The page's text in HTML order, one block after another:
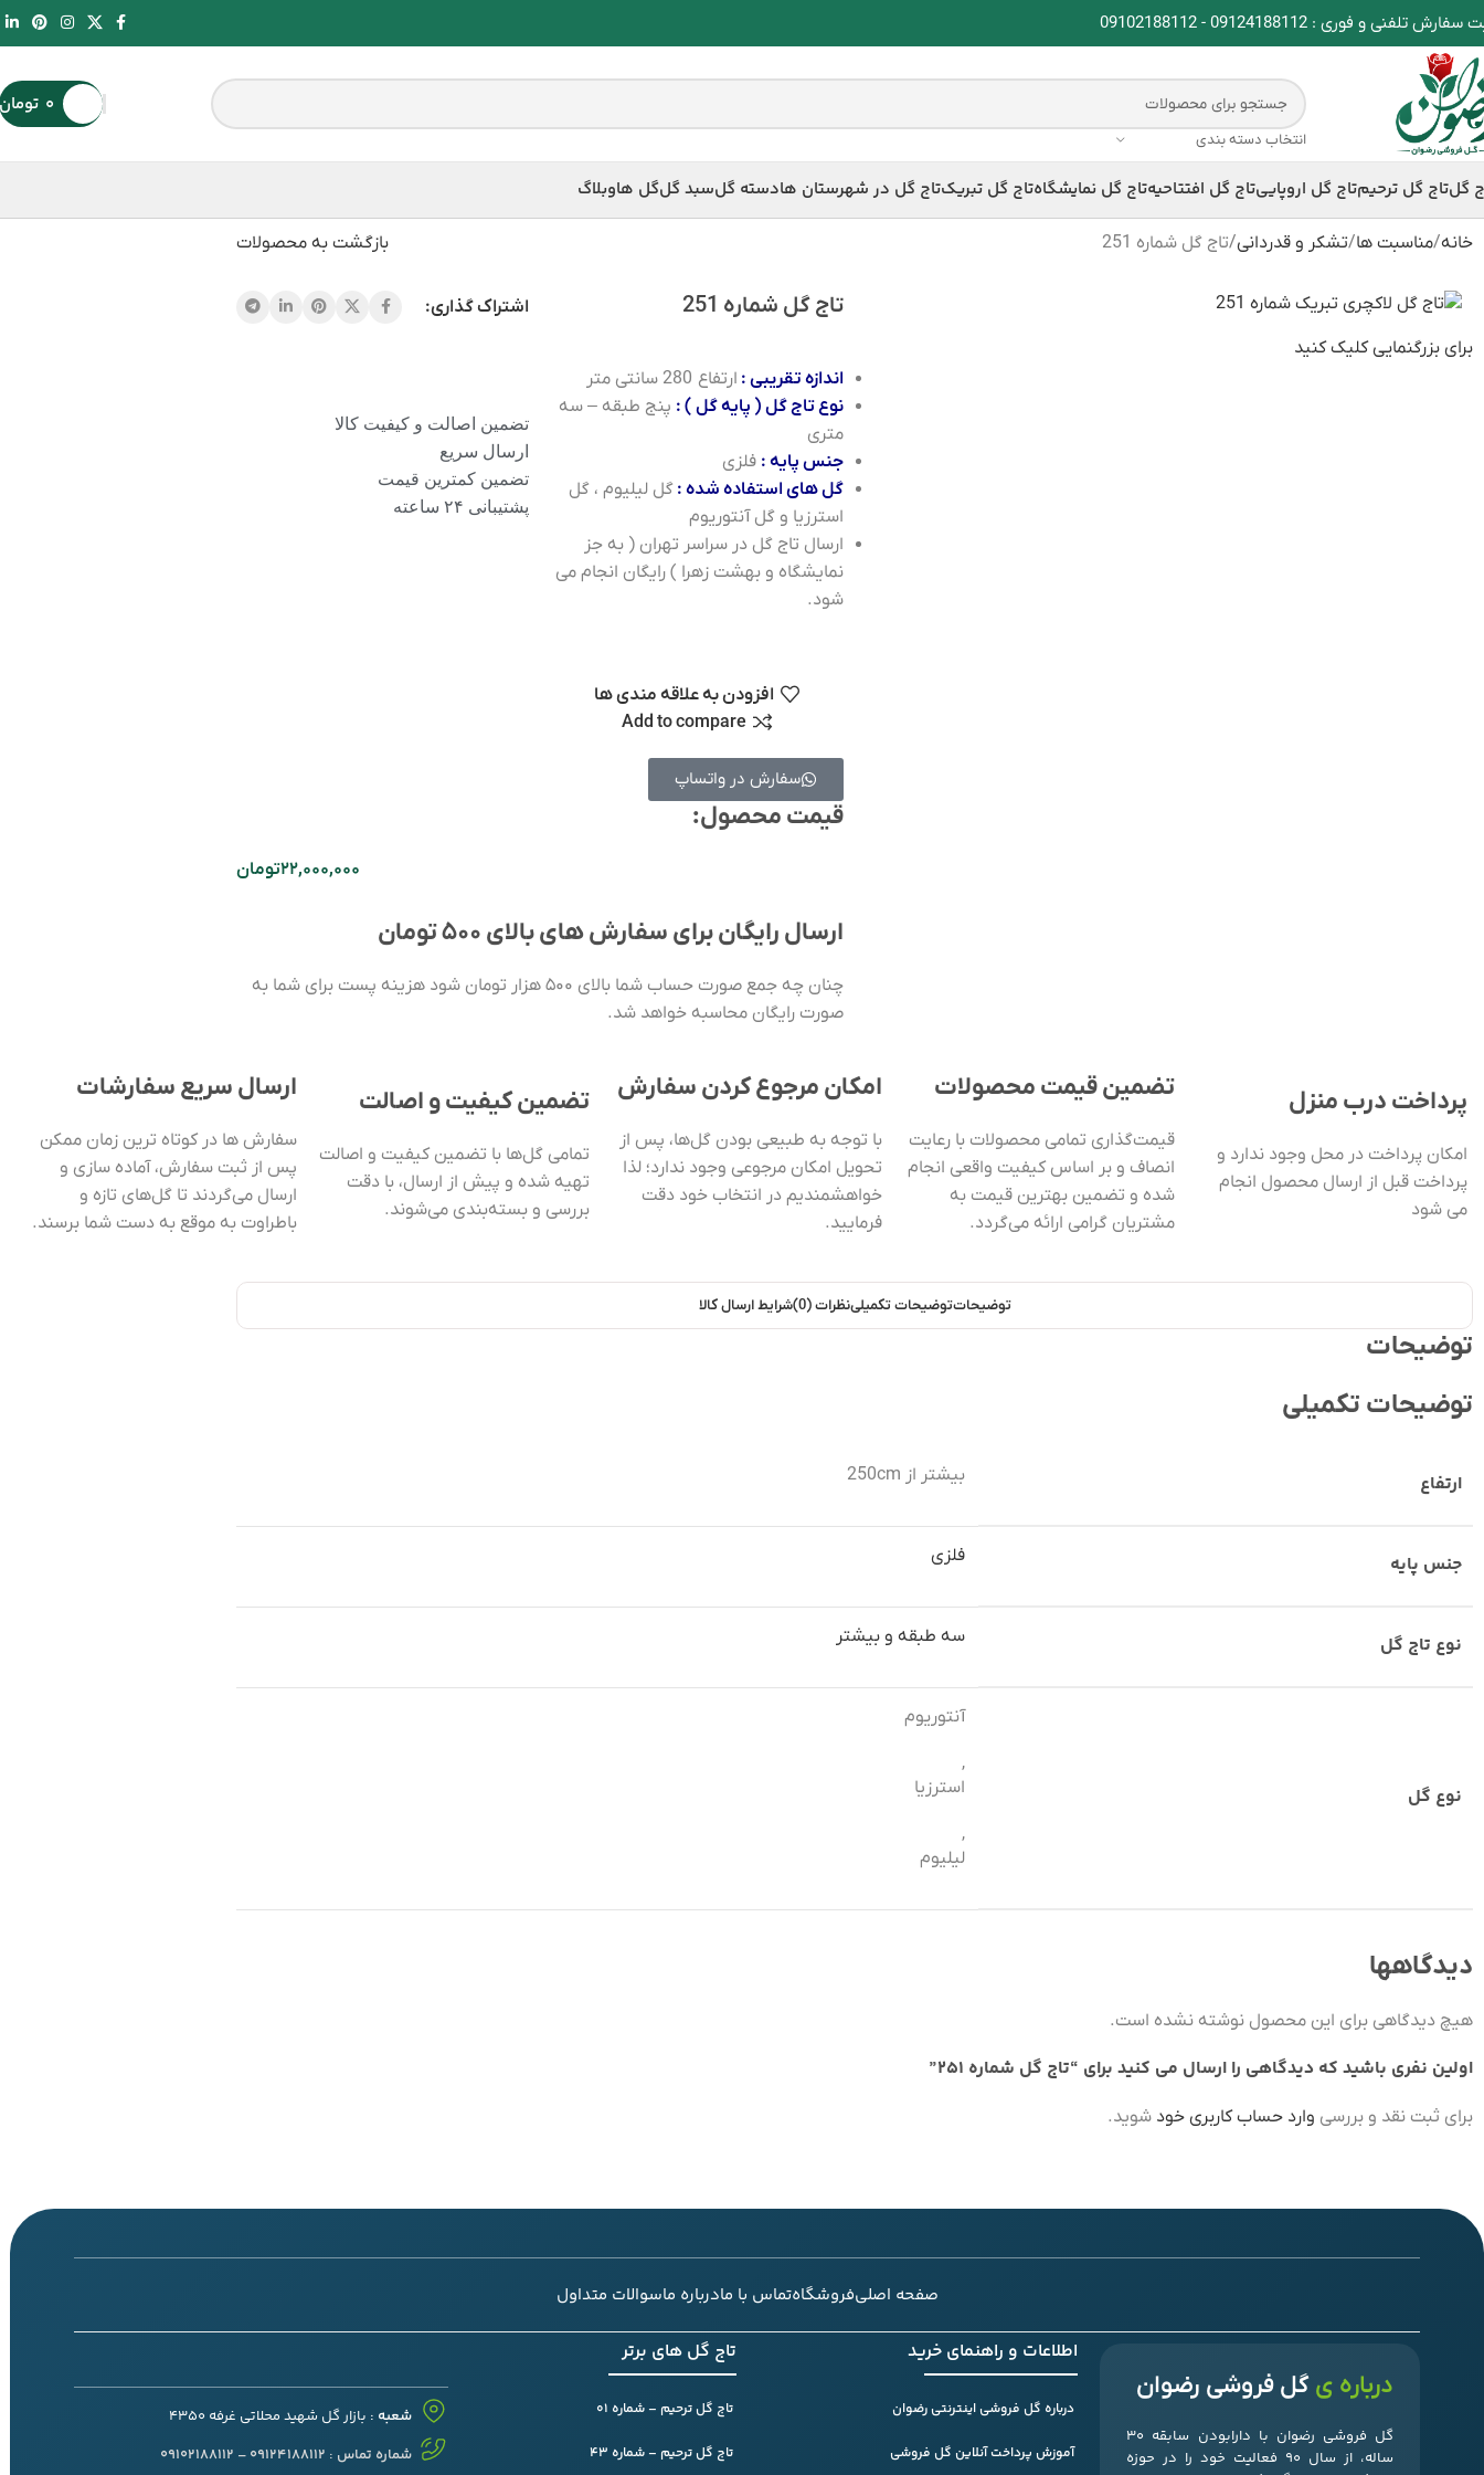
سفارش تلفنی و فوری : 09124188112
-
09102188112
انتخاب دسته بندی
۰ تومان
گلتاج گل ترحیمتاج گل اروپاییتاج گل افتتاحیهتاج گل نمایشگاهتاج گل تبریکتاج گل در شهرستان هادسته گلسبد گلگل هاوبلاگ
خانه مناسبت ها تشکر و قدردانی تاج گل شماره 251 بازگشت به محصولات
برای بزرگنمایی کلیک کنید
تاج گل شماره 251 اشتراک گذاری:
اندازه تقریبی : ارتفاع 280 سانتی متر
نوع تاج گل ( پایه گل ) : پنج طبقه – سه
متری
جنس پایه : فلزی
گل های استفاده شده : گل لیلیوم ، گل
استرزیا و گل آنتوریوم
ارسال تاج گل در سراسر تهران ( به جز
نمایشگاه و بهشت زهرا ) رایگان انجام می
شود.
افزودن به علاقه مندی ها
Add to compare
تضمین اصالت و کیفیت کالا
ارسال سریع
تضمین کمترین قیمت
پشتیبانی ۲۴ ساعته
سفارش در واتساپ
قیمت محصول:​
۲۲,۰۰۰,۰۰۰تومان
ارسال رایگان برای سفارش های بالای ۵۰۰ تومان
چنان چه جمع صورت حساب شما بالای ۵۰۰ هزار تومان شود هزینه پست برای شما به
صورت رایگان محاسبه خواهد شد.
پرداخت درب منزل
امکان پرداخت در محل وجود ندارد و
پرداخت قبل از ارسال محصول انجام
می شود
تضمین قیمت محصولات
قیمت‌گذاری تمامی محصولات با رعایت
انصاف و بر اساس کیفیت واقعی انجام
شده و تضمین بهترین قیمت به
مشتریان گرامی ارائه می‌گردد.
امکان مرجوع کردن سفارش
با توجه به طبیعی بودن گل‌ها، پس از
تحویل امکان مرجوعی وجود ندارد؛ لذا
خواهشمندیم در انتخاب خود دقت
فرمایید.
تضمین کیفیت و اصالت
تمامی گل‌ها با تضمین کیفیت و اصالت
تهیه شده و پیش از ارسال، با دقت
بررسی و بسته‌بندی می‌شوند.
ارسال سریع سفارشات
سفارش ها در کوتاه ترین زمان ممکن
پس از ثبت سفارش، آماده سازی و
ارسال می‌گردند تا گل‌های تازه و
باطراوت به موقع به دست شما برسند.
توضیحاتتوضیحات تکمیلینظرات (0) شرایط ارسال کالا
توضیحات
توضیحات تکمیلی
ارتفاع بیشتر از 250cm
جنس پایه فلزی
نوع تاج گل سه طبقه و بیشتر
نوع گل
آنتوریوم
,
استرزیا
,
لیلیوم
دیدگاهها
هیچ دیدگاهی برای این محصول نوشته نشده است.
اولین نفری باشید که دیدگاهی را ارسال می کنید برای “تاج گل شماره 251”
برای ثبت نقد و بررسی وارد حساب کاربری خود شوید.
صفحه اصلیفروشگاهتماس با مادرباره ماسوالات متداول
درباره ی گل فروشی رضوان
گل فروشی رضوان با دارابودن سابقه 30
ساله، از سال 90 فعالیت خود را در حوزه
اطلاعات و راهنمای خرید
درباره گل فروشی اینترنتی رضوان
آموزش پرداخت آنلاین گل فروشی
تاج گل های برتر
تاج گل ترحیم – شماره 01
تاج گل ترحیم – شماره 43
شعبه : بازار گل شهید محلاتی غرفه 4350
شماره تماس : 09124188112 – 09102188112